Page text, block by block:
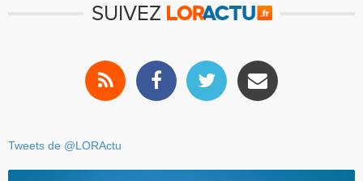
SUIVEZ
Tweets de @LORActu